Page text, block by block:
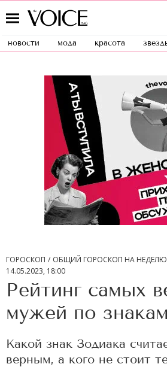
новости мода красота
ГОРОСКОП
ОБЩИЙ ГОРОСКОП НА НЕДЕЛЮ
14.05.2023, 18:00
Рейтинг самых
мужей по
Какой знак Зодиака
верным, а кого не стоит